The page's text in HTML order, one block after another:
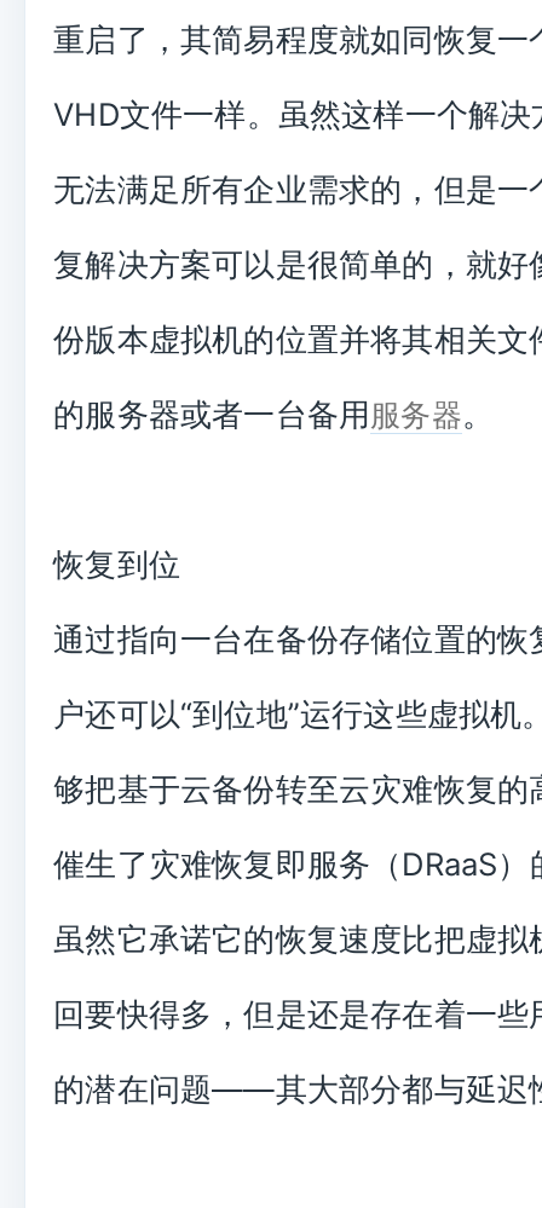
重启了，其简易程度就如同恢复一
VHD文件一样。虽然这样一个解
无法满足所有企业需求的，但是一
复解决方案可以是很简单的，就好
份版本虚拟机的位置并将其相关文
的服务器或者一台备用 服务器。
恢复到位
通过指向一台在备份存储位置的恢
户还可以“到位地”运行这些虚拟机
够把基于云备份转至云灾难恢复的
催生了灾难恢复即服务（DRaaS
虽然它承诺它的恢复速度比把虚拟
回要快得多，但是还是存在着一些
的潜在问题——其大部分都与延迟